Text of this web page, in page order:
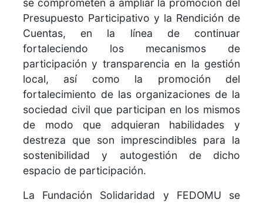
Presupuesto Participativo y la Rendición de
Cuentas, en la línea de continuar
fortaleciendo los mecanismos de
participación y transparencia en la gestión
local, así como la promoción del
fortalecimiento de las organizaciones de la
sociedad civil que participan en los mismos
de modo que adquieran habilidades y
destreza que son imprescindibles para la
sostenibilidad y autogestión de dicho
espacio de participación.
La Fundación Solidaridad y FEDOMU se